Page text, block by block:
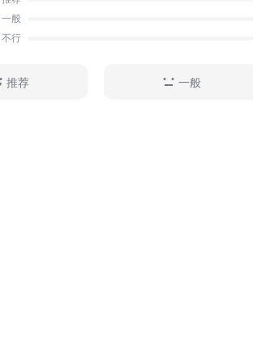
一般
不行
推荐 一般